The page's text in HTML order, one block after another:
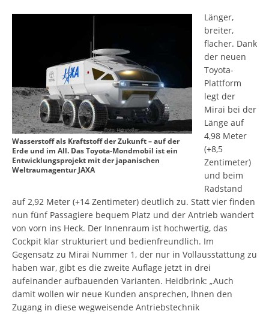
Wasserstoff als Kraftstoff der Zukunft – auf der
Erde und im All. Das Toyota-Mondmobil ist ein
Entwicklungsprojekt mit der japanischen
Weltraumagentur JAXA
Länger,
breiter,
flacher. Dank
der neuen
Toyota-
Plattform
legt der
Mirai bei der
Länge auf
4,98 Meter
(+8,5
Zentimeter)
und beim
Radstand
auf 2,92 Meter (+14 Zentimeter) deutlich zu. Statt vier finden
nun fünf Passagiere bequem Platz und der Antrieb wandert
von vorn ins Heck. Der Innenraum ist hochwertig, das
Cockpit klar strukturiert und bedienfreundlich. Im
Gegensatz zu Mirai Nummer 1, der nur in Vollausstattung zu
haben war, gibt es die zweite Auflage jetzt in drei
aufeinander aufbauenden Varianten. Heidbrink: „Auch
damit wollen wir neue Kunden ansprechen, Ihnen den
Zugang in diese wegweisende Antriebstechnik